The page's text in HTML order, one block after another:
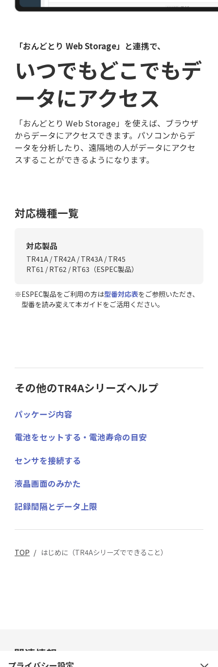
「おんどとり Web Storage」と連携で、
いつでもどこでもデ
ータにアクセス
「おんどとり Web Storage」を使えば、ブラウザ
からデータにアクセスできます。パソコンからデ
ータを分析したり、遠隔地の人がデータにアクセ
スすることができるようになります。
対応機種一覧
対応製品
TR41A / TR42A / TR43A / TR45
RT61 / RT62 / RT63（ESPEC製品）
※ESPEC製品をご利用の方は型番対応表をご参照いただき、
型番を読み変えて本ガイドをご活用ください。
その他のTR4Aシリーズヘルプ
パッケージ内容
電池をセットする・電池寿命の目安
センサを接続する
液晶画面のみかた
記録間隔とデータ上限
TOP / はじめに（TR4Aシリーズでできること）
関連情報